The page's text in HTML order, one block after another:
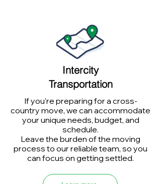
Intercity
Transportation
If you're preparing for a cross-
country move, we can accommodate
your unique needs, budget, and
schedule.
Leave the burden of the moving
process to our reliable team, so you
can focus on getting settled.